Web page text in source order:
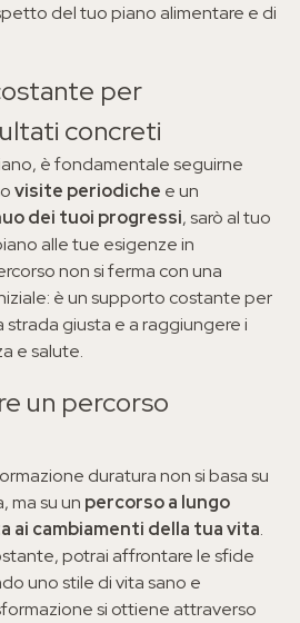
del tuo piano alimentare e di
per
concreti
è fondamentale seguirne
visite periodiche e un
dei tuoi progressi, sarò al tuo
alle tue esigenze in
non si ferma con una
è un supporto costante per
strada giusta e a raggiungere i
e salute.
un percorso
duratura non si basa su
ma su un percorso a lungo
ai cambiamenti della tua vita.
potrai affrontare le sfide
uno stile di vita sano e
si ottiene attraverso